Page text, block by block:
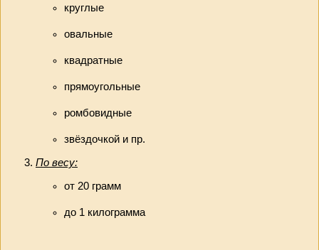
круглые
овальные
квадратные
прямоугольные
ромбовидные
звёздочкой и пр.
По весу:
от 20 грамм
до 1 килограмма